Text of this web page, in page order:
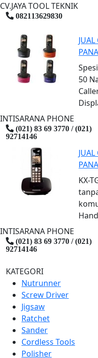
CV.JAYA TOOL TEKNIK
082113629830
50
INTISARANA PHONE
(021) 83 69 3770 / (021)
92714146
KX-
INTISARANA PHONE
(021) 83 69 3770 / (021)
92714146
KATEGORI
Nutrunner
Screw Driver
Jigsaw
Ratchet
Sander
Cordless Tools
Polisher